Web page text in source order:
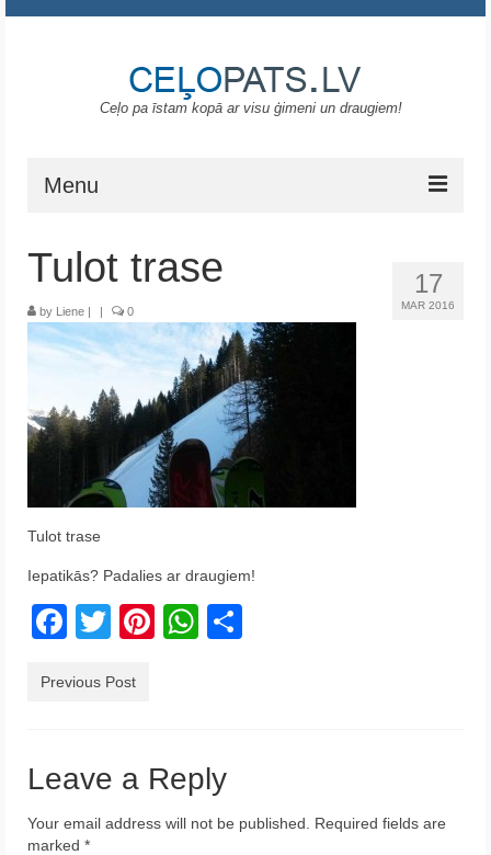
Ceļo pa īstam kopā ar visu ģimeni un draugiem!
Menu
Portugāle
Melnkalne
Grieķija
Austrija
Indonēzija
Par Mums
17
MAR 2016
Tulot trase
by Liene | | 0
Tulot trase
Iepatikās? Padalies ar draugiem!
Facebook
TwitterPinterest
WhatsApp
Previous Post
Leave a Reply
Your email address will not be published.
Required fields are
marked *